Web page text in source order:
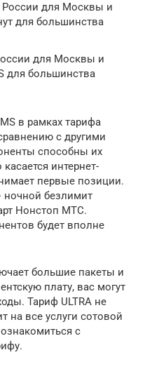
России для Москвы и
для большинства
для Москвы и
для большинства
в рамках тарифа
с другими
способны их
интернет-
первые позиции.
ночной безлимит
Нонстоп МТС.
будет вполне
большие пакеты и
плату, вас могут
Тариф ULTRA не
на все услуги сотовой
с